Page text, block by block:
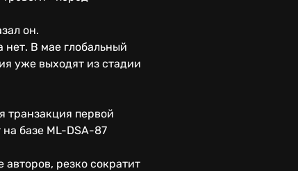
он.
В мае глобальный
уже выходят из стадии
транзакция первой
базе ML-DSA-87
резко сократит